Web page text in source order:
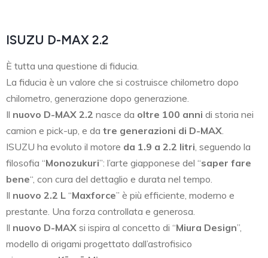
ISUZU D-MAX 2.2
È tutta una questione di fiducia.
La fiducia è un valore che si costruisce chilometro dopo
chilometro, generazione dopo generazione.
Il nuovo D-MAX 2.2 nasce da oltre 100 anni di storia nei
camion e pick-up, e da tre generazioni di D-MAX
ISUZU ha evoluto il motore da 1.9 a 2.2 litri , seguendo la
filosofia “Monozukuri”: l’arte giapponese del “saper fare
bene“, con cura del dettaglio e durata nel tempo.
Il nuovo 2.2 L “Maxforce” è più efficiente, moderno e
prestante. Una forza controllata e generosa.
Il nuovo D-MAX si ispira al concetto di “Miura Design”,
modello di origami progettato dall’astrofisico